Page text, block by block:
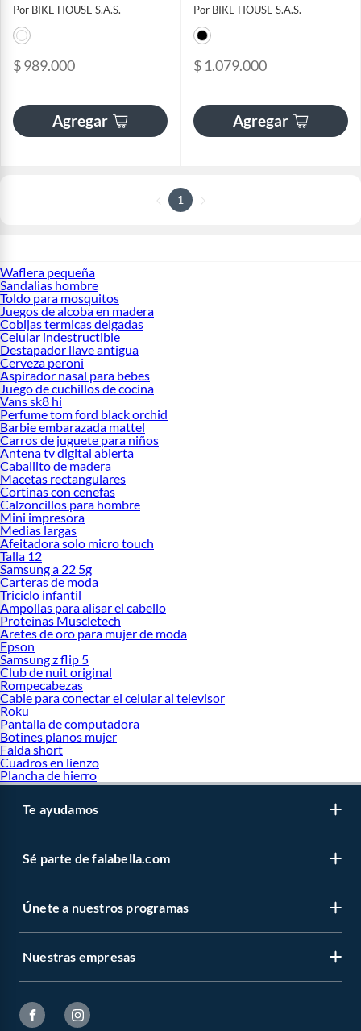
Por BIKE HOUSE S.A.S.
$ 989.000
Agregar
Por BIKE HOUSE S.A.S.
$ 1.079.000
Agregar
1
Waflera pequeña
Sandalias hombre
Toldo para mosquitos
Juegos de alcoba en madera
Cobijas termicas delgadas
Celular indestructible
Destapador llave antigua
Cerveza peroni
Aspirador nasal para bebes
Juego de cuchillos de cocina
Vans sk8 hi
Perfume tom ford black orchid
Barbie embarazada mattel
Carros de juguete para niños
Antena tv digital abierta
Caballito de madera
Macetas rectangulares
Cortinas con cenefas
Calzoncillos para hombre
Mini impresora
Medias largas
Afeitadora solo micro touch
Talla 12
Samsung a 22 5g
Carteras de moda
Triciclo infantil
Ampollas para alisar el cabello
Proteinas Muscletech
Aretes de oro para mujer de moda
Epson
Samsung z flip 5
Club de nuit original
Rompecabezas
Cable para conectar el celular al televisor
Roku
Pantalla de computadora
Botines planos mujer
Falda short
Cuadros en lienzo
Plancha de hierro
Te ayudamos
Sé parte de falabella.com
Únete a nuestros programas
Nuestras empresas